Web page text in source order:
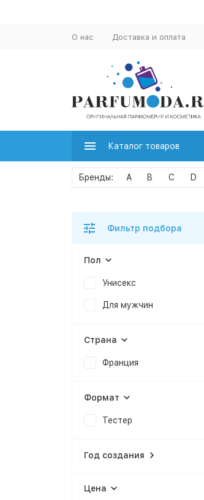
О нас Доставка и оплата
Каталог товаров
A B C D
Фильтр подбора
Пол
Унисекс
Для мужчин
Страна
Франция
Формат
Тестер
Год создания
Цена